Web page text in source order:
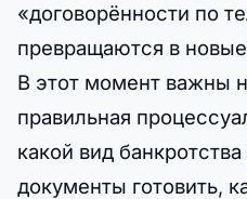
«договорённости по
превращаются в
В этот момент важны
правильная
какой вид
документы готовить,